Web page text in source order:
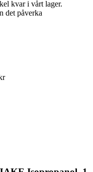
kvar i vårt lager.
det påverka